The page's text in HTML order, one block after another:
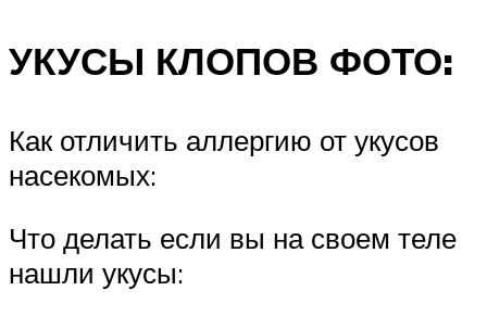
УКУСЫ КЛОПОВ ФОТО:
Как отличить аллергию от укусов
насекомых:
Что делать если вы на своем теле
нашли укусы: